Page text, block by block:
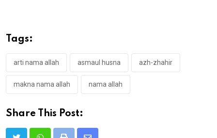
Tags:
arti nama allah asmaul husna azh-zhahir
makna nama allah nama allah
Share This Post: